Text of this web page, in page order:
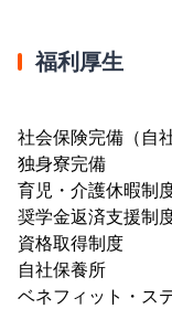
福利厚生
社会保険完備（自
独身寮完備
育児・介護休暇制
奨学金返済支援制
資格取得制度
自社保養所
ベネフィット・ス